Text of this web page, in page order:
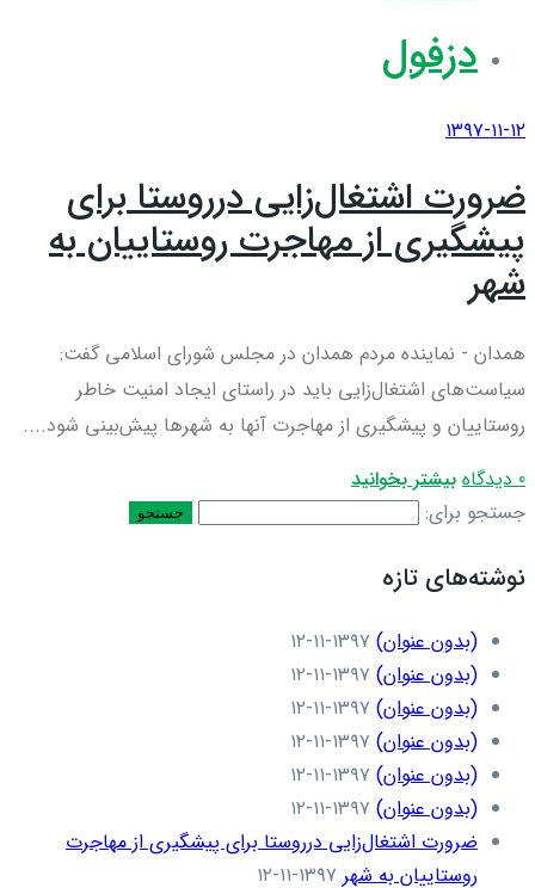
دزفول
۱۳۹۷-۱۱-۱۲
ضرورت اشتغال‌زایی درروستا برای
پیشگیری از مهاجرت روستاییان به
شهر
همدان - نماینده مردم همدان در مجلس شورای اسلامی گفت:
سیاست‌های اشتغال‌زایی باید در راستای ایجاد امنیت خاطر
روستاییان و پیشگیری از مهاجرت آنها به شهرها پیش‌بینی شود....
0 دیدگاه
بیشتر بخوانید
جستجو برای:
نوشته‌های تازه
(بدون عنوان) ۱۳۹۷-۱۱-۱۲
(بدون عنوان) ۱۳۹۷-۱۱-۱۲
(بدون عنوان) ۱۳۹۷-۱۱-۱۲
(بدون عنوان) ۱۳۹۷-۱۱-۱۲
(بدون عنوان) ۱۳۹۷-۱۱-۱۲
(بدون عنوان) ۱۳۹۷-۱۱-۱۲
ضرورت اشتغال‌زایی درروستا برای پیشگیری از مهاجرت
روستاییان به شهر ۱۳۹۷-۱۱-۱۲